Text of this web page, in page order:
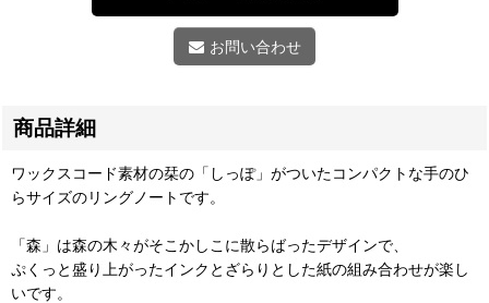
お問い合わせ
商品詳細
ワックスコード素材の栞の「しっぽ」がついたコンパクトな手のひ
らサイズのリングノートです。
「森」は森の木々がそこかしこに散らばったデザインで、
ぷくっと盛り上がったインクとざらりとした紙の組み合わせが楽し
いです。